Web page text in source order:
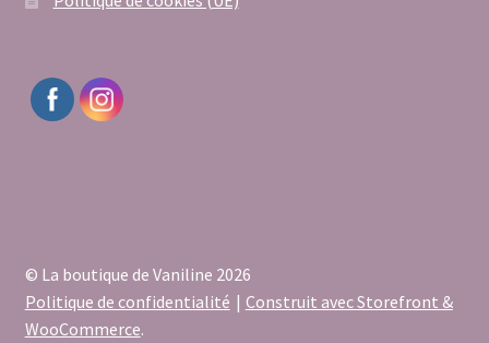
© La boutique de Vaniline 2026
Politique de confidentialité
Construit avec Storefront &
WooCommerce.